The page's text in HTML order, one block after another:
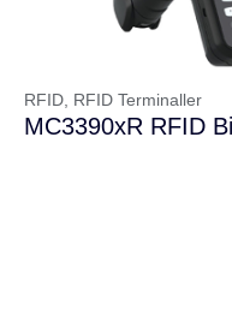
RFID, RFID Terminaller
MC3390xR RFID